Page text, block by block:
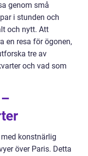
genom små
i stunden och
och nytt. Att
en resa för ögonen,
tre av
och vad som
konstnärlig
över Paris. Detta